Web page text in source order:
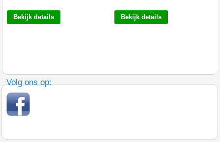
Bekijk details Bekijk details
Volg ons op: